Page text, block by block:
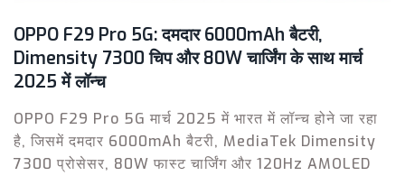
OPPO F29 Pro 5G: दमदार 6000mAh बैटरी,
Dimensity 7300 चिप और 80W चार्जिंग के साथ मार्च
2025 में लॉन्च
OPPO F29 Pro 5G मार्च 2025 में भारत में लॉन्च होने जा रहा
है, जिसमें दमदार 6000mAh बैटरी, MediaTek Dimensity
7300 प्रोसेसर, 80W फास्ट चार्जिंग और 120Hz AMOLED